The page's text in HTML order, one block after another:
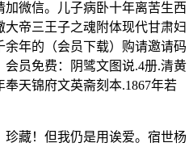
微信。儿子病卧十年离苦生西
帝三王子之魂附体现代甘肃妇
年的（会员下载）购请邀请码
员免费：阴骘文图说.4册.清黄
天锦府文英斋刻本.1867年若
藏！但我仍是用诶爱。宿世杨